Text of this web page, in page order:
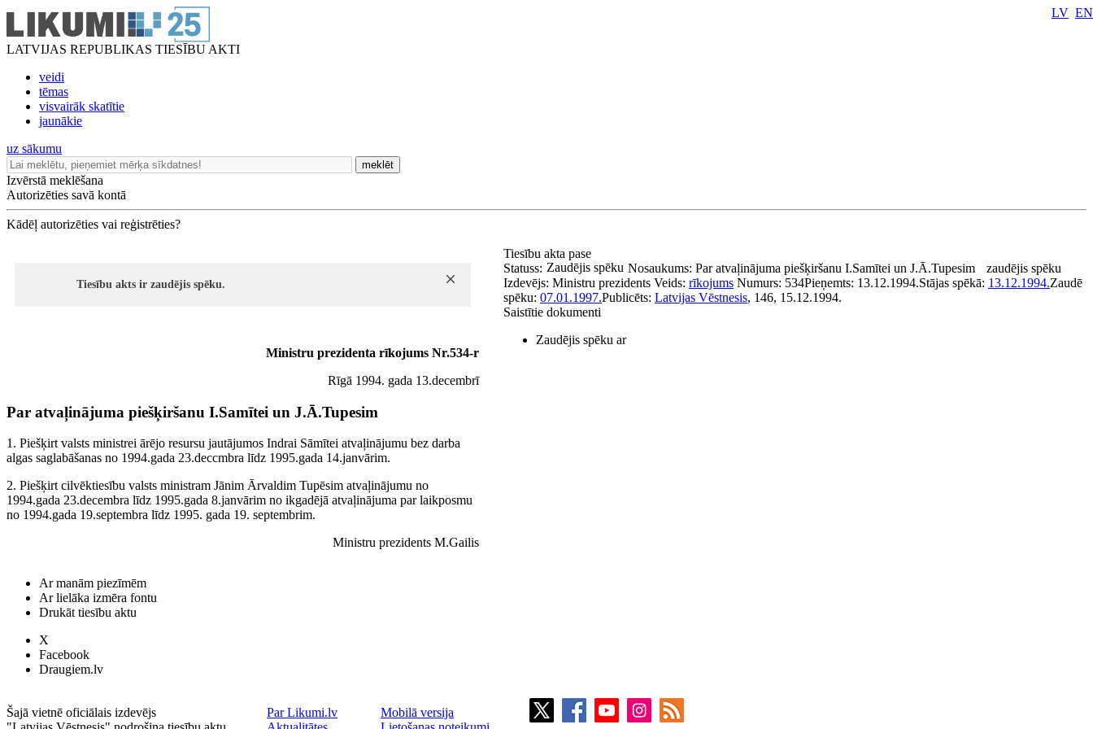
LATVIJAS REPUBLIKAS TIESĪBU AKTI
veidi
tēmas
visvairāk skatītie
jaunākie
LV EN
uz sākumu
meklēt
Izvērstā meklēšana
Autorizēties savā kontā
Kādēļ autorizēties vai reģistrēties?
Tiesību akts ir zaudējis spēku.
Ministru prezidenta rīkojums Nr.534-r
Rīgā 1994. gada 13.decembrī
Par atvaļinājuma piešķiršanu I.Samītei un J.Ā.Tupesim
1. Piešķirt valsts ministrei ārējo resursu jautājumos Indrai Sāmītei atvaļinājumu bez darba
algas saglabāšanas no 1994.gada 23.deccmbra līdz 1995.gada 14.janvārim.
2. Piešķirt cilvēktiesību valsts ministram Jānim Ārvaldim Tupēsim atvaļinājumu no
1994.gada 23.decembra līdz 1995.gada 8.janvārim no ikgadējā atvaļinājuma par laikposmu
no 1994.gada 19.septembra līdz 1995. gada 19. septembrim.
Ministru prezidents M.Gailis
Tiesību akta pase
Nosaukums: Par atvaļinājuma piešķiršanu I.Samītei un J.Ā.Tupesim
Statuss: Zaudējis spēku
zaudējis spēku
Izdevējs: Ministru prezidents Veids: rīkojums Numurs: 534Pieņemts: 13.12.1994.Stājas spēkā: 13.12.1994.Zaudē
spēku: 07.01.1997.Publicēts: Latvijas Vēstnesis, 146, 15.12.1994.
Saistītie dokumenti
Zaudējis spēku ar
Ar manām piezīmēm
Ar lielāka izmēra fontu
Drukāt tiesību aktu
X
Facebook
Draugiem.lv
Šajā vietnē oficiālais izdevējs
Par Likumi.lv
Mobilā versija